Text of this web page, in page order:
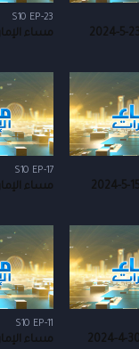
S10 EP-23
مساء الإمارات |
S10 EP-17
مساء الإمارات |
S10 EP-11
مساء الإمارات |